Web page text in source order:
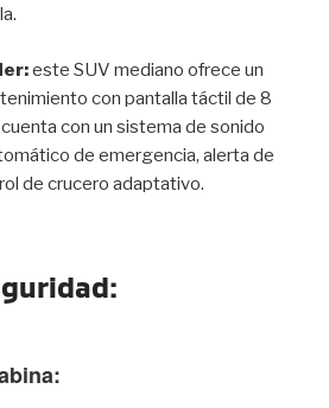
este SUV mediano ofrece un
con pantalla táctil de 8
con un sistema de sonido
de emergencia, alerta de
de crucero adaptativo.